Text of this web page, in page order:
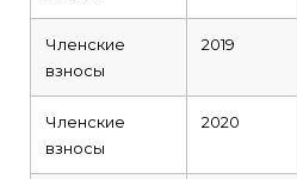
Членские
взносы
2019
Членские
взносы
2020